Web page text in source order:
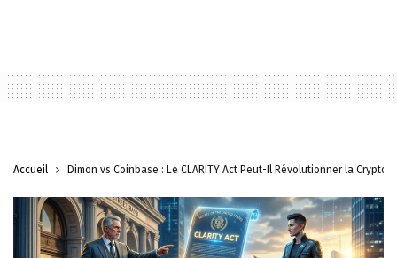
Accueil Dimon vs Coinbase : Le CLARITY Act Peut-Il Révolutionner la Crypto